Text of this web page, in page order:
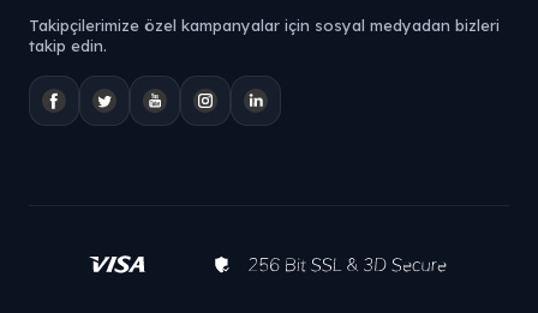
Takipçilerimize özel kampanyalar için sosyal medyadan bizleri
takip edin.